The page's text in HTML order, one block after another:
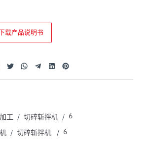
载产品说明书
TwitterWhatsappTelegramLinkedinPinterest
工 / 切碎斩拌机 / 6
/ 切碎斩拌机 / 6